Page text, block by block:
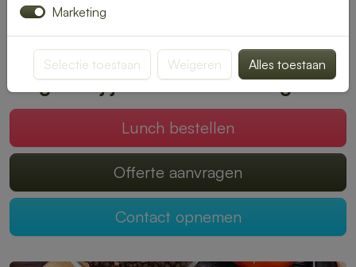
Met een gevarieerd menu is er altijd een lunch die bij jouw
genieten van een onbezorgde middagpauze.
Mogen wij jouw lunch verzorgen?
Lunch bestellen
Offerte aanvragen
Contact opnemen
Marketing
Selectie toestaan Weigeren Alles toestaan